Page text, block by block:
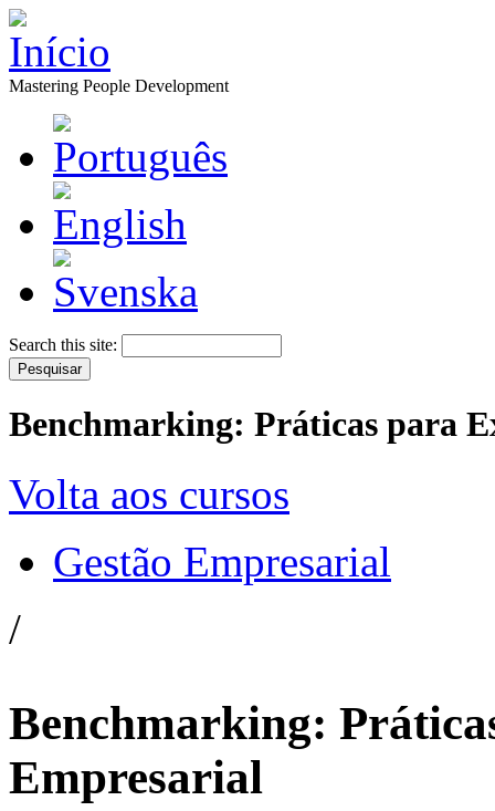
Mastering People Development
Search this site:
Benchmarking: Práticas para
Volta aos cursos
Gestão Empresarial
/
Benchmarking:
Empresarial